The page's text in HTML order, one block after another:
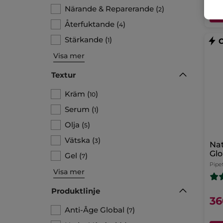
Närande & Reparerande (2)
Återfuktande (4)
Stärkande (1)
Visa mer
Textur
Kräm (10)
Serum (1)
Olja (5)
Vätska (3)
Gel (7)
Visa mer
Produktlinje
Anti-Âge Global (7)